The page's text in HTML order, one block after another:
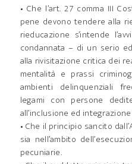
• Che l’art. 27 comma III
pene devono tendere alla
rieducazione s’intende
condannata – di un serio
alla rivisitazione critica dei
mentalità e prassi
ambienti delinquenziali
legami con persone
all’inclusione ed
• Che il principio sancito
sia nell’ambito
pecuniarie.